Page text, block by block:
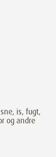
is, fugt,
og andre